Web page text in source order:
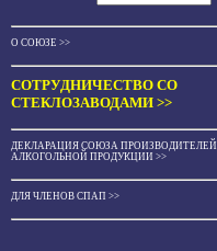
О СОЮЗЕ >>
СОТРУДНИЧЕСТВО СО
СТЕКЛОЗАВОДАМИ >>
ДЕКЛАРАЦИЯ СОЮЗА ПРОИЗВОДИТЕЛЕЙ
АЛКОГОЛЬНОЙ ПРОДУКЦИИ >>
ДЛЯ ЧЛЕНОВ СПАП >>